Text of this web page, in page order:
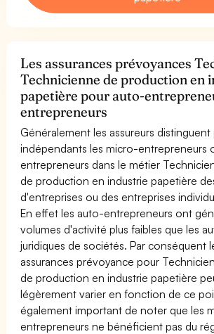
Les assurances prévoyances
Technicienne de production en
papetière pour auto-
entrepreneurs
Généralement les assureurs distinguent
indépendants les micro-entrepreneurs
entrepreneurs dans le métier
de production en industrie papetière
d'entreprises ou des entreprises
En effet les auto-entrepreneurs ont
volumes d'activité plus faibles que les
juridiques de sociétés. Par conséquent
assurances prévoyance pour
de production en industrie papetière
légèrement varier en fonction de ce
également important de noter que les
entrepreneurs ne bénéficient pas du